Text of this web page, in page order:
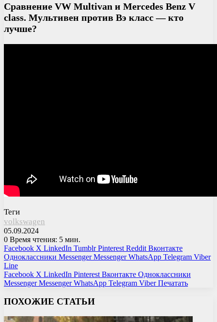
Сравнение VW Multivan и Mercedes Benz V
class. Мультивен против Вэ класс — кто
лучше?
Теги
volkswagen
05.09.2024
0 Время чтения: 5 мин.
Facebook X LinkedIn Tumblr Pinterest Reddit Вконтакте
Одноклассники Messenger Messenger WhatsApp Telegram Viber
Line
Facebook X LinkedIn Pinterest Вконтакте Одноклассники
Messenger Messenger WhatsApp Telegram Viber Печатать
ПОХОЖИЕ СТАТЬИ